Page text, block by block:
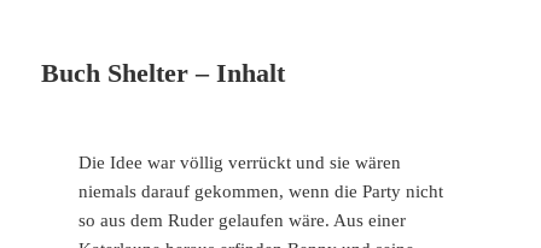
Buch Shelter – Inhalt
Die Idee war völlig verrückt und sie wären
niemals darauf gekommen, wenn die Party nicht
so aus dem Ruder gelaufen wäre. Aus einer